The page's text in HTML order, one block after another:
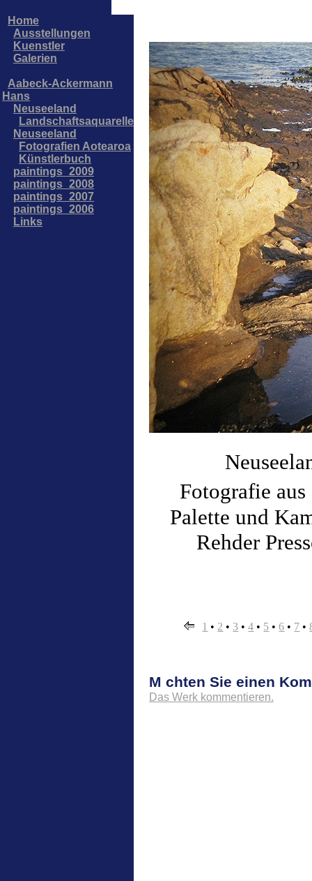
Home
Ausstellungen
Kuenstler
Galerien
Aabeck-Ackermann
Hans
Neuseeland
Landschaftsaquarelle
Neuseeland
Fotografien Aotearoa
Künstlerbuch
paintings_2009
paintings_2008
paintings_2007
paintings_2006
Links
Fotografie
Palette und
Rehder
1 • 2 • 3 •4 • 5 •6 • 7 •
M chten Sie einen
Das Werk kommentieren.